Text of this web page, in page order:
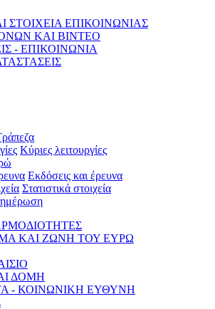
ΣΤΟΙΧΕΙΑ ΕΠΙΚΟΙΝΩΝΙΑΣ
ΚΑΙ ΒΙΝΤΕΟ
- ΕΠΙΚΟΙΝΩΝΙΑ
Κύριες λειτουργίες
Εκδόσεις και έρευνα
Στατιστικά στοιχεία
ΚΑΙ ΖΩΝΗ ΤΟΥ ΕΥΡΩ
ΔΟΜΗ
- ΚΟΙΝΩΝΙΚΗ ΕΥΘΥΝΗ